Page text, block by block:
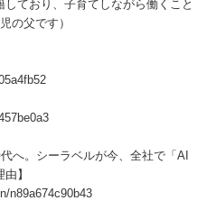
しており、子育てしながら働くこと
の父です）
へ。シーラベルが今、全社で「AI
】
n89a674c90b43